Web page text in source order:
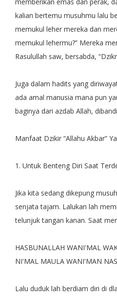
memberikan emas dan perak,
kalian bertemu musuhmu lalu
memukul leher mereka dan
memukul lehermu?” Mereka
Rasulullah saw, bersabda,
Juga dalam hadits yang
ada amal manusia mana pun
baginya dari azdab Allah,
Manfaat Dzikir “Allahu Akbar”
1. Untuk Benteng Diri Saat
Jika kita sedang dikepung
senjata tajam. Lalukan lah
telunjuk tangan kanan. Saat
HASBUNALLAH WANI'MAL
NI'MAL MAULA WANI'MAN
Lalu duduk lah berdiam diri di